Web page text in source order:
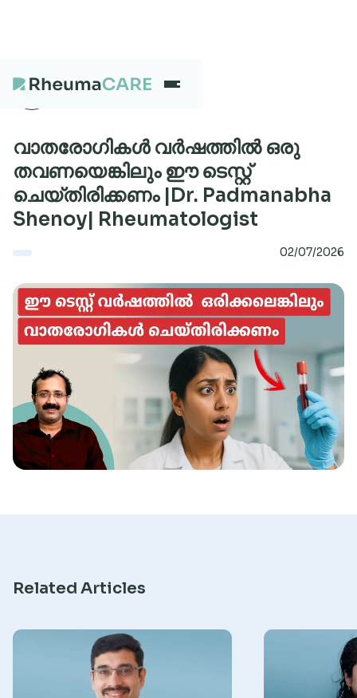
What we treat
Our Centres
About
Research
വാതരോഗികൾ വർഷത്തിൽ ഒരു
തവണയെങ്കിലും ഈ ടെസ്റ്റ്
ചെയ്തിരിക്കണം |Dr. Padmanabha
Shenoy| Rheumatologist
02/07/2026
Related Articles